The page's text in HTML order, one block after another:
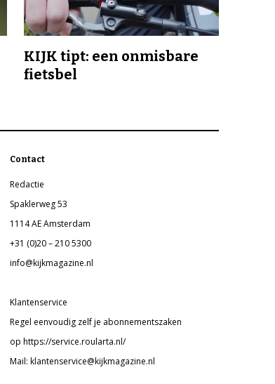
KIJK tipt: een onmisbare
fietsbel
Contact
Redactie
Spaklerweg 53
1114 AE Amsterdam
+31 (0)20 – 210 5300
info@kijkmagazine.nl
Klantenservice
Regel eenvoudig zelf je abonnementszaken
op https://service.roularta.nl/
Mail: klantenservice@kijkmagazine.nl